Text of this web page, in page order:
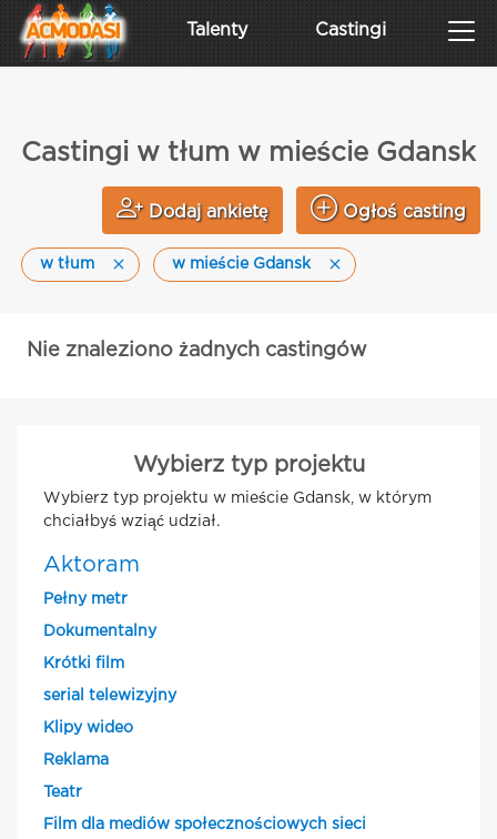
Talenty Castingi
Castingi w tłum w mieście Gdansk
Dodaj ankietę Ogłoś casting
w tłum w mieście Gdansk
Nie znaleziono żadnych castingów
Wybierz typ projektu
Wybierz typ projektu w mieście Gdansk, w którym
chciałbyś wziąć udział.
Aktoram
Pełny metr
Dokumentalny
Krótki film
serial telewizyjny
Klipy wideo
Reklama
Teatr
Film dla mediów społecznościowych sieci